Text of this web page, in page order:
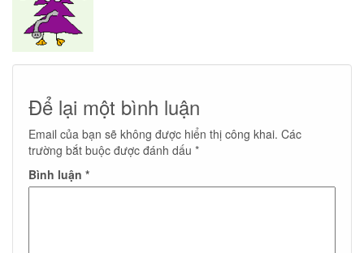
Để lại một bình luận
Email của bạn sẽ không được hiển thị công khai. Các
trường bắt buộc được đánh dấu *
Bình luận *